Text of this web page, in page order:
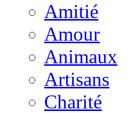
Amitié
Amour
Animaux
Artisans
Charité